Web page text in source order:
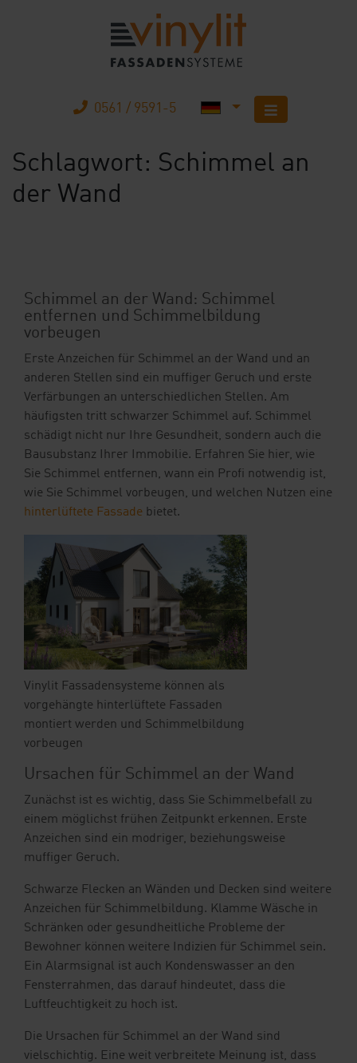
0561 / 9591-5
Startseite
Karriere
Mobilheimbau
Ihre Vorteile
Downloads
Blog
Shop
Schlagwort: Schimmel an
der Wand
Schimmel an der Wand: Schimmel
entfernen und Schimmelbildung
vorbeugen
Erste Anzeichen für Schimmel an der Wand und an
anderen Stellen sind ein muffiger Geruch und erste
Verfärbungen an unterschiedlichen Stellen. Am
häufigsten tritt schwarzer Schimmel auf. Schimmel
schädigt nicht nur Ihre Gesundheit, sondern auch die
Bausubstanz Ihrer Immobilie. Erfahren Sie hier, wie
Sie Schimmel entfernen, wann ein Profi notwendig ist,
wie Sie Schimmel vorbeugen, und welchen Nutzen eine
hinterlüftete Fassade bietet.
Vinylit Fassadensysteme können als
vorgehängte hinterlüftete Fassaden
montiert werden und Schimmelbildung
vorbeugen
Ursachen für Schimmel an der Wand
Zunächst ist es wichtig, dass Sie Schimmelbefall zu
einem möglichst frühen Zeitpunkt erkennen. Erste
Anzeichen sind ein modriger, beziehungsweise
muffiger Geruch.
Schwarze Flecken an Wänden und Decken sind weitere
Anzeichen für Schimmelbildung. Klamme Wäsche in
Schränken oder gesundheitliche Probleme der
Bewohner können weitere Indizien für Schimmel sein.
Ein Alarmsignal ist auch Kondenswasser an den
Fensterrahmen, das darauf hindeutet, dass die
Luftfeuchtigkeit zu hoch ist.
Die Ursachen für Schimmel an der Wand sind
vielschichtig. Eine weit verbreitete Meinung ist, dass